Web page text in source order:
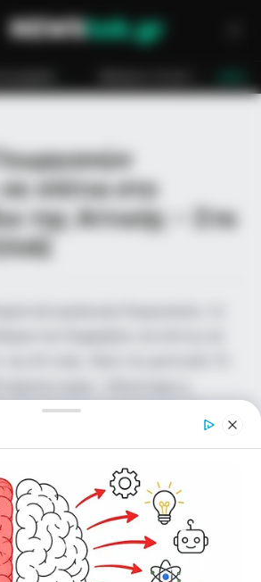
σπίτια στο
της Αττικής – Στα
Εγκλημάτων κατά Ζωής και
πραγματοποίησε συλλήψεις